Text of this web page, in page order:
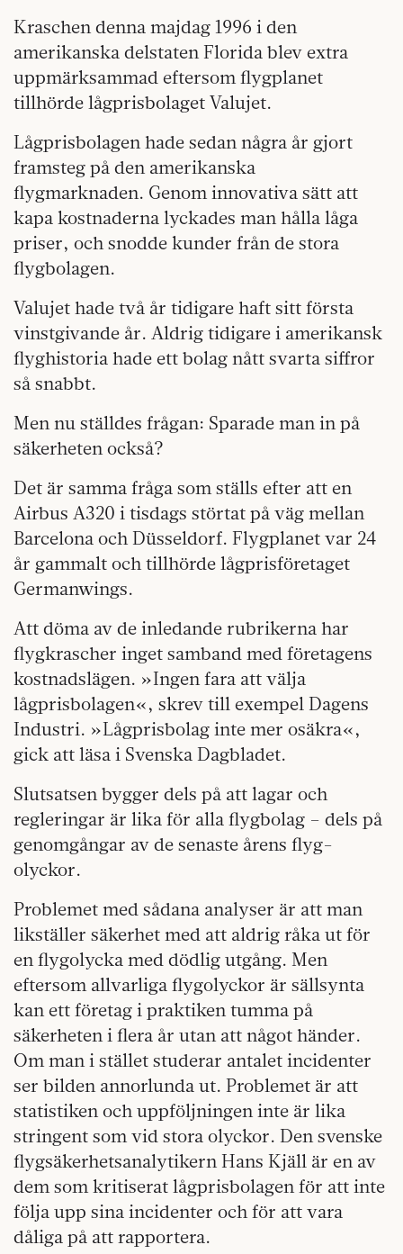
Kraschen denna majdag 1996 i den
amerikanska delstaten Florida blev extra
uppmärksammad eftersom flygplanet
tillhörde lågprisbolaget Valujet.
Lågprisbolagen hade sedan några år gjort
framsteg på den amerikanska
flygmarknaden. Genom innovativa sätt att
kapa kostnaderna lyckades man hålla låga
priser, och snodde kunder från de stora
flygbolagen.
Valujet hade två år tidigare haft sitt första
vinstgivande år. Aldrig tidigare i amerikansk
flyghistoria hade ett bolag nått svarta siffror
så snabbt.
Men nu ställdes frågan: Sparade man in på
säkerheten också?
Det är samma fråga som ställs efter att en
Airbus A320 i tisdags störtat på väg mellan
Barcelona och Düsseldorf. Flygplanet var 24
år gammalt och tillhörde lågprisföretaget
Germanwings.
Att döma av de inledande rubrikerna har
flygkrascher inget samband med företagens
kostnadslägen. »Ingen fara att välja
lågprisbolagen«, skrev till exempel Dagens
Industri. »Lågprisbolag inte mer osäkra«,
gick att läsa i Svenska Dagbladet.
Slutsatsen bygger dels på att lagar och
regleringar är lika för alla flygbolag – dels på
genomgångar av de senaste årens flyg-
olyckor.
Problemet med sådana analyser är att man
likställer säkerhet med att aldrig råka ut för
en flygolycka med dödlig utgång. Men
eftersom allvarliga flygolyckor är sällsynta
kan ett företag i praktiken tumma på
säkerheten i flera år utan att något händer.
Om man i stället studerar antalet incidenter
ser bilden annorlunda ut. Problemet är att
statistiken och uppföljningen inte är lika
stringent som vid stora olyckor. Den svenske
flygsäkerhetsanalytikern Hans Kjäll är en av
dem som kritiserat lågprisbolagen för att inte
följa upp sina incidenter och för att vara
dåliga på att rapportera.